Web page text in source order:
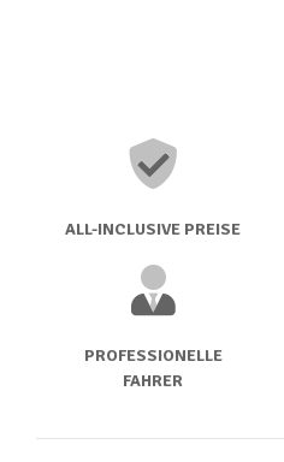
ALL-INCLUSIVE PREISE
PROFESSIONELLE
FAHRER